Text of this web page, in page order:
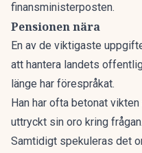
finansministerposten.
Pensionen nära
En av de viktigaste
att hantera landets
länge har förespråkat.
Han har ofta betonat
uttryckt sin oro kring frågan.
Samtidigt spekuleras det